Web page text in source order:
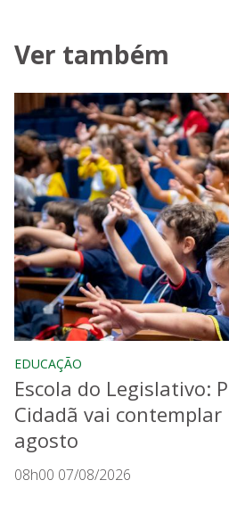
Ver também
EDUCAÇÃO
Escola do Legislativo:
Cidadã vai contemplar
agosto
08h00 07/08/2026